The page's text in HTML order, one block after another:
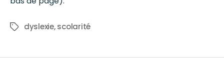
dyslexie,scolarité